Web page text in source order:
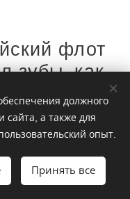
флот
зубы: как
в
должного
сайта, а также для
опыт.
Принять все